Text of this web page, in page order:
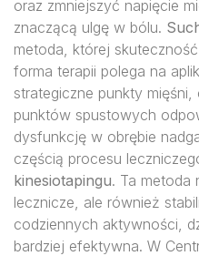
oraz zmniejszyć napięcie
znaczącą ulgę w bólu.
metoda, której
forma terapii polega na
strategiczne punkty
punktów spustowych
dysfunkcję w obrębie
częścią procesu
kinesiotapingu. Ta metoda
lecznicze, ale również
codziennych aktywności,
bardziej efektywna. W